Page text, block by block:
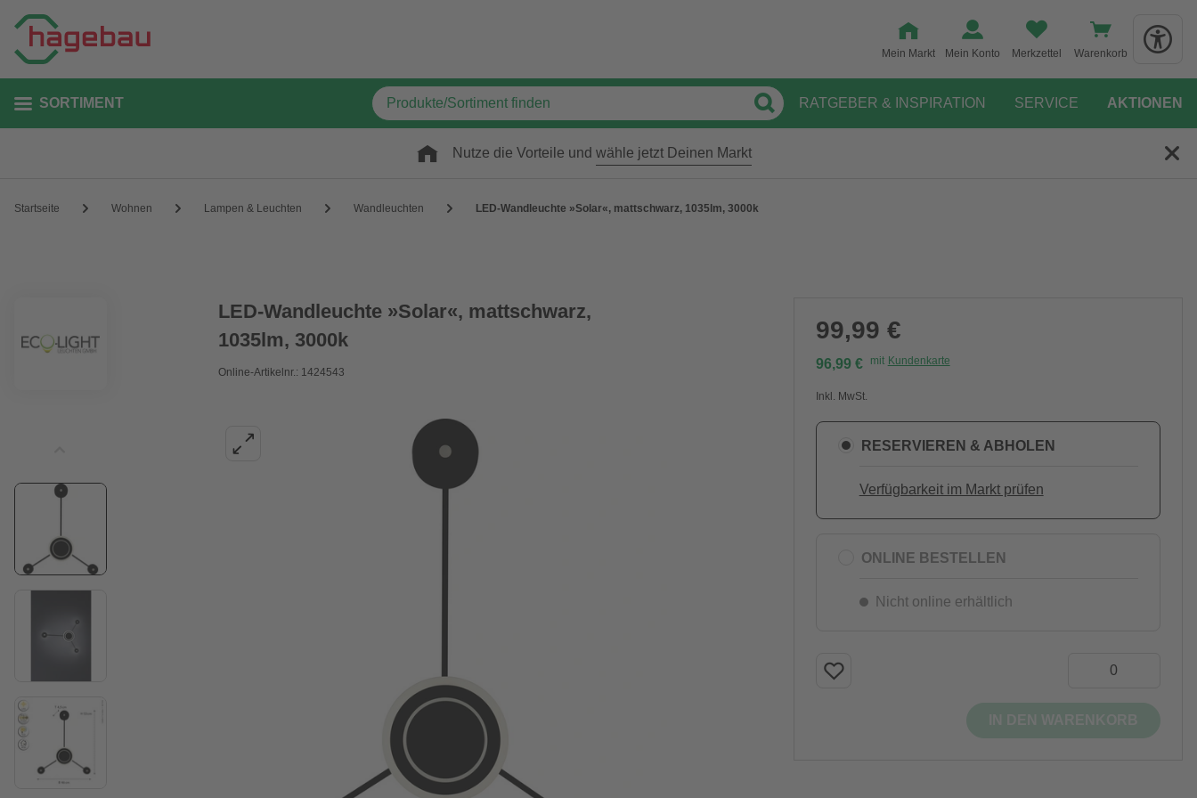
Mein Markt Mein Konto Merkzettel Warenkorb
SORTIMENT RATGEBER & INSPIRATION SERVICE AKTIONEN
Nutze die Vorteile und wähle jetzt Deinen Markt
Startseite Wohnen Lampen & Leuchten Wandleuchten LED-Wandleuchte »Solar«, mattschwarz, 1035lm, 3000k
LED-Wandleuchte »Solar«, mattschwarz,
1035lm, 3000k
Online-Artikelnr.: 1424543
99,99 €
96,99 € mit Kundenkarte
Inkl. MwSt.
RESERVIEREN & ABHOLEN
Verfügbarkeit im Markt prüfen
ONLINE BESTELLEN
Nicht online erhältlich